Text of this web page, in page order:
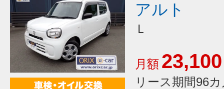
アルト
Ｌ
月額 23,100
リース期間96